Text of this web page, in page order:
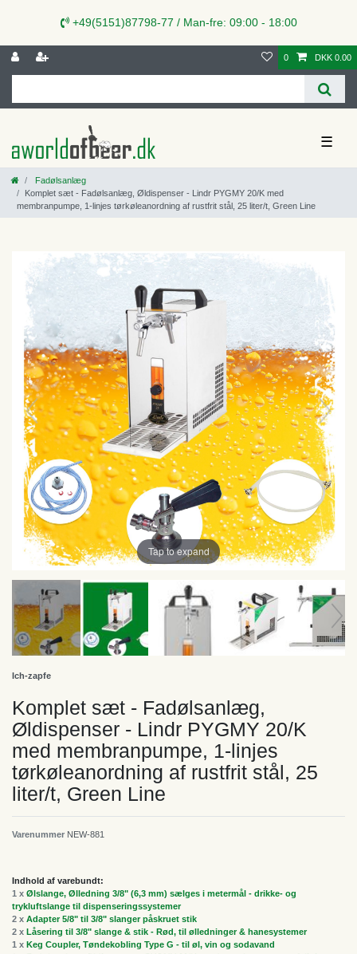
+49(5151)87798-77 / Man-fre: 09:00 - 18:00
0 DKK 0.00
☰
Fadølsanlæg
Komplet sæt - Fadølsanlæg, Øldispenser - Lindr PYGMY 20/K med
membranpumpe, 1-linjes tørkøleanordning af rustfrit stål, 25 liter/t, Green Line
Tap to expand
Ich-zapfe
Komplet sæt - Fadølsanlæg,
Øldispenser - Lindr PYGMY 20/K
med membranpumpe, 1-linjes
tørkøleanordning af rustfrit stål, 25
liter/t, Green Line
Varenummer NEW-881
Indhold af varebundt:
1 x Ølslange, Ølledning 3/8" (6,3 mm) sælges i metermål - drikke- og
trykluftslange til dispenseringssystemer
2 x Adapter 5/8" til 3/8" slanger påskruet stik
2 x Låsering til 3/8" slange & stik - Rød, til ølledninger & hanesystemer
1 x Keg Coupler, Tøndekobling Type G - til øl, vin og sodavand